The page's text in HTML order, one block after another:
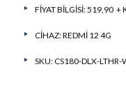
FIYAT BILGISI: 519,90 +
CIHAZ:REDMI 12 4G
SKU: CS180-DLX-